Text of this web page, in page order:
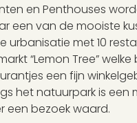
en Penthouses
een van de mooiste
met 10
“Lemon Tree”
een fijn
het natuurpark is
een bezoek waard.